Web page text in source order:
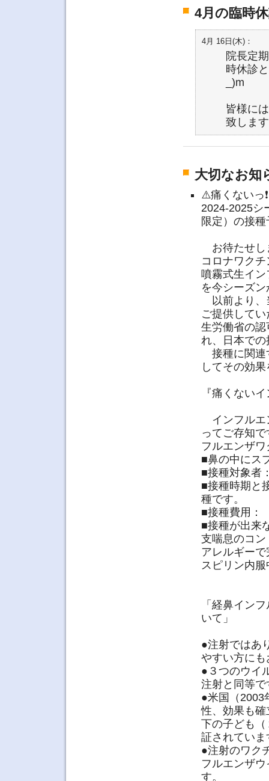
4月の臨時
4月 16日(木)：
院長定
時休診
_)m
皆様に
致しま
大切なお知
⚠️痛くないっ
2024-2025シ
限定）の接
お待たせし
コロナワク
噴霧式生イ
を今シーズ
以前より、
ご提供して
生労働省の
れ、日本で
接種に関連
してその効
『痛くない
インフルエ
ってご存知
フルエンザ
■鼻の中にス
■接種対象者
■接種時期と
種です。
■接種費用：
■接種が出来
支喘息のコ
アレルギー
スピリン内
「経鼻イン
いて」
●注射ではあ
やすい方に
●３つのウイ
注射と同等で
●米国（2003
性、効果も
下の子ども
証されていま
●注射のワク
フルエンザ
す。